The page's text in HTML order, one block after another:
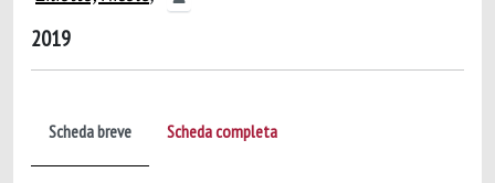
2019
Scheda breve Scheda completa